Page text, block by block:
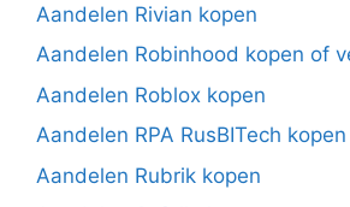
Aandelen Rivian kopen
Aandelen Robinhood kopen of
Aandelen Roblox kopen
Aandelen RPA RusBITech kopen
Aandelen Rubrik kopen